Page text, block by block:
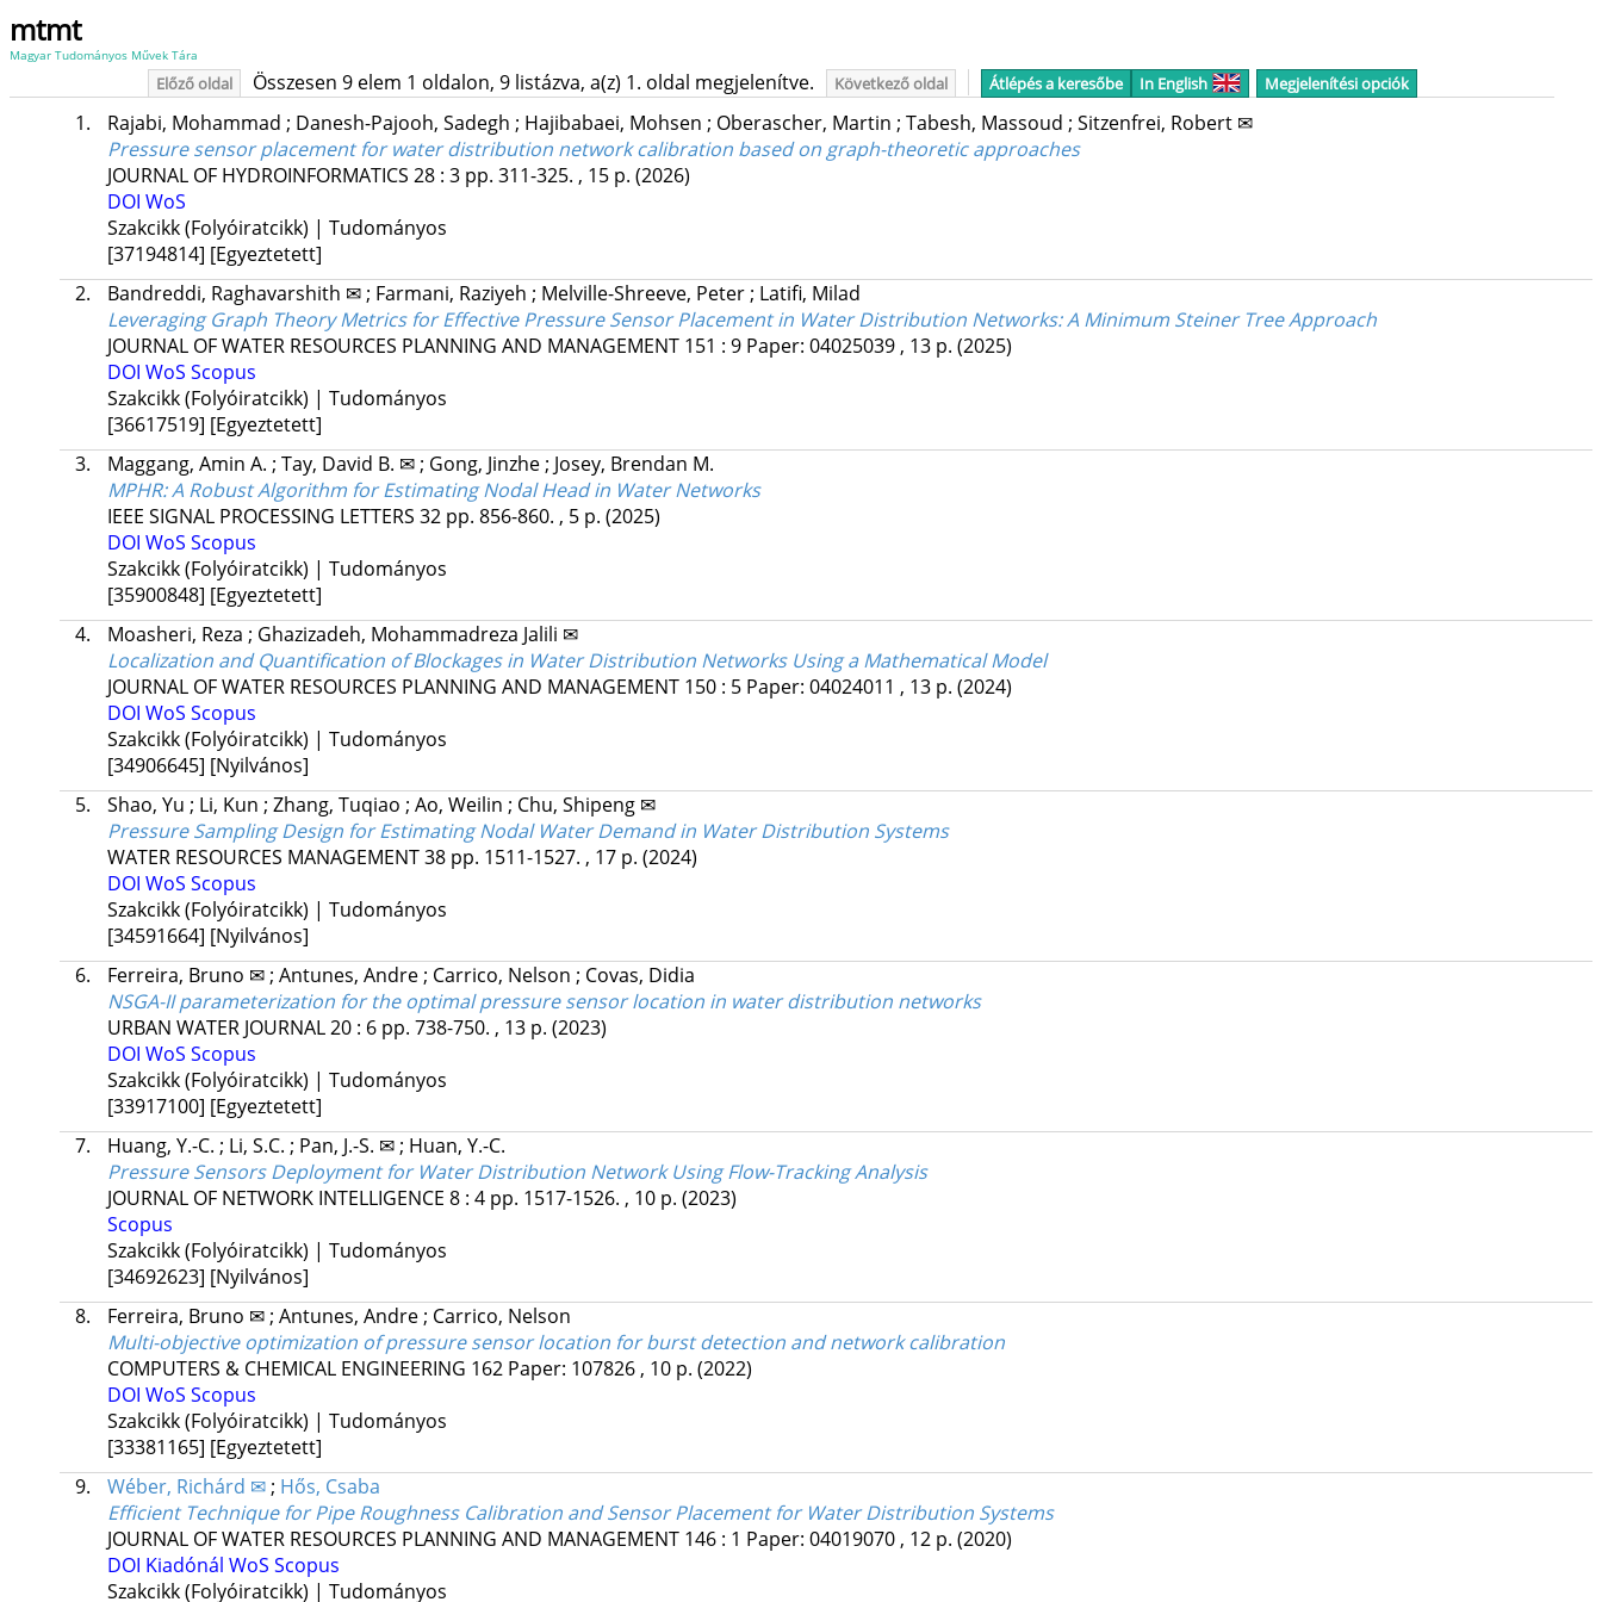
mtmt
Magyar Tudományos Művek Tára
Előző oldal Összesen 9 elem 1 oldalon, 9 listázva, a(z) 1. oldal megjelenítve. Következő oldal Átlépés a keresőbe In English Megjelenítési opciók
1. Rajabi, Mohammad ; Danesh-Pajooh, Sadegh ; Hajibabaei, Mohsen ; Oberascher, Martin ; Tabesh, Massoud ; Sitzenfrei, Robert ✉
Pressure sensor placement for water distribution network calibration based on graph-theoretic approaches
JOURNAL OF HYDROINFORMATICS 28: 3 pp. 311-325. , 15 p. (2026)
DOI WoS
Szakcikk (Folyóiratcikk) | Tudományos
[37194814] [Egyeztetett]
2.
Bandreddi, Raghavarshith ✉; Farmani, Raziyeh ; Melville-Shreeve, Peter; Latifi, Milad
Leveraging Graph Theory Metrics for Effective Pressure Sensor Placement in Water Distribution Networks: A Minimum Steiner Tree Approach
JOURNAL OF WATER RESOURCES PLANNING AND MANAGEMENT 151 : 9 Paper: 04025039 , 13 p. (2025)
DOI WoS Scopus
Szakcikk (Folyóiratcikk) | Tudományos
[36617519] [Egyeztetett]
3.
Maggang, Amin A. ; Tay, David B. ✉; Gong, Jinzhe; Josey, Brendan M.
MPHR: A Robust Algorithm for Estimating Nodal Head in Water Networks
IEEE SIGNAL PROCESSING LETTERS 32 pp. 856-860. , 5 p. (2025)
DOI WoS Scopus
Szakcikk (Folyóiratcikk) | Tudományos
[35900848] [Egyeztetett]
4.
Moasheri, Reza ; Ghazizadeh, Mohammadreza Jalili ✉
Localization and Quantification of Blockages in Water Distribution Networks Using a Mathematical Model
JOURNAL OF WATER RESOURCES PLANNING AND MANAGEMENT 150: 5 Paper: 04024011 , 13 p. (2024)
DOI WoS Scopus
Szakcikk (Folyóiratcikk) | Tudományos
[34906645] [Nyilvános]
5.
Shao, Yu ; Li, Kun ; Zhang, Tuqiao ; Ao, Weilin ; Chu, Shipeng ✉
Pressure Sampling Design for Estimating Nodal Water Demand in Water Distribution Systems
WATER RESOURCES MANAGEMENT38 pp. 1511-1527. , 17 p. (2024)
DOI WoS Scopus
Szakcikk (Folyóiratcikk) | Tudományos
[34591664] [Nyilvános]
6.
Ferreira, Bruno ✉; Antunes, Andre; Carrico, Nelson ; Covas, Didia
NSGA-II parameterization for the optimal pressure sensor location in water distribution networks
URBAN WATER JOURNAL20: 6 pp. 738-750. , 13 p. (2023)
DOI WoS Scopus
Szakcikk (Folyóiratcikk) | Tudományos
[33917100] [Egyeztetett]
7.
Huang, Y.-C. ; Li, S.C. ; Pan, J.-S. ✉; Huan, Y.-C.
Pressure Sensors Deployment for Water Distribution Network Using Flow-Tracking Analysis
JOURNAL OF NETWORK INTELLIGENCE 8: 4 pp. 1517-1526. , 10 p. (2023)
Scopus
Szakcikk (Folyóiratcikk) | Tudományos
[34692623] [Nyilvános]
8.
Ferreira, Bruno ✉; Antunes, Andre; Carrico, Nelson
Multi-objective optimization of pressure sensor location for burst detection and network calibration
COMPUTERS & CHEMICAL ENGINEERING 162 Paper: 107826 , 10 p. (2022)
DOI WoS Scopus
Szakcikk (Folyóiratcikk) | Tudományos
[33381165] [Egyeztetett]
9.
Wéber, Richárd ✉; Hős, Csaba
Efficient Technique for Pipe Roughness Calibration and Sensor Placement for Water Distribution Systems
JOURNAL OF WATER RESOURCES PLANNING AND MANAGEMENT 146: 1 Paper: 04019070 , 12 p. (2020)
DOI Kiadónál WoS Scopus
Szakcikk (Folyóiratcikk) | Tudományos